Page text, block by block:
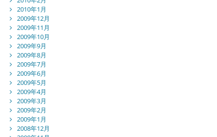
2010年1月
2009年12月
2009年11月
2009年10月
2009年9月
2009年8月
2009年7月
2009年6月
2009年5月
2009年4月
2009年3月
2009年2月
2009年1月
2008年12月